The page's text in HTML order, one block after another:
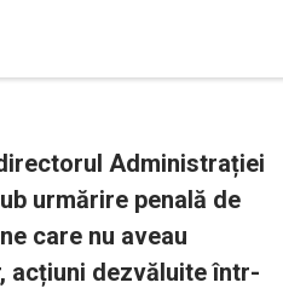
Administrației
urmărire penală de
care nu aveau
acțiuni dezvăluite într-